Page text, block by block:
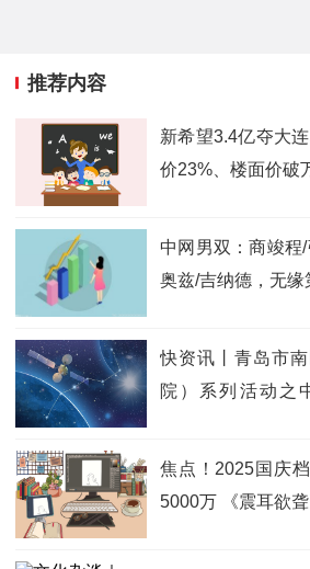
推荐内容
新希望3.4亿夺大
价23%、楼面价破
中网男双：商竣程
奥兹/吉纳德，无缘
快资讯丨青岛市
院）系列活动之
区“幸福泰安·非遗
举办
焦点！2025国庆
5000万 《震耳欲